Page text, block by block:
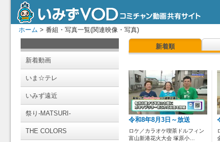
ホーム > 番組・写真一覧(関連映像・写真)
新着動画
いま☆テレ
いみず遠近
祭り-MATSURI-
THE COLORS
新着順
令和8年8月3日～放送
ロケ／カラオケ喫茶ドルフィン
富山新港花火大会 塚原小…